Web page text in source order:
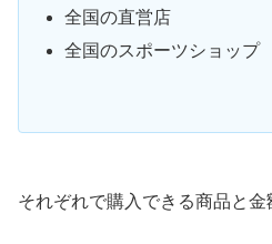
全国の直営店
全国のスポーツショップ
それぞれで購入できる商品と金